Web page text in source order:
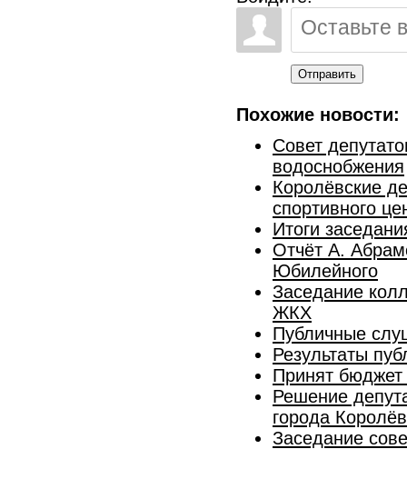
Отправить
Похожие новости:
Совет
водоснобжения
Королёвские
спортивного
Итоги
Отчёт А.
Юбилейного
Заседание
ЖКХ
Публичные
Результаты
Принят бюджет
Решение
города
Заседание